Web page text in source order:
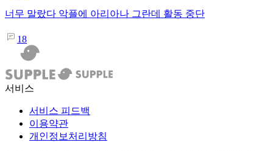
너무 말랐다 악플에 아리아나 그란데 활동 중단
18
서비스
서비스 피드백
이용약관
개인정보처리방침